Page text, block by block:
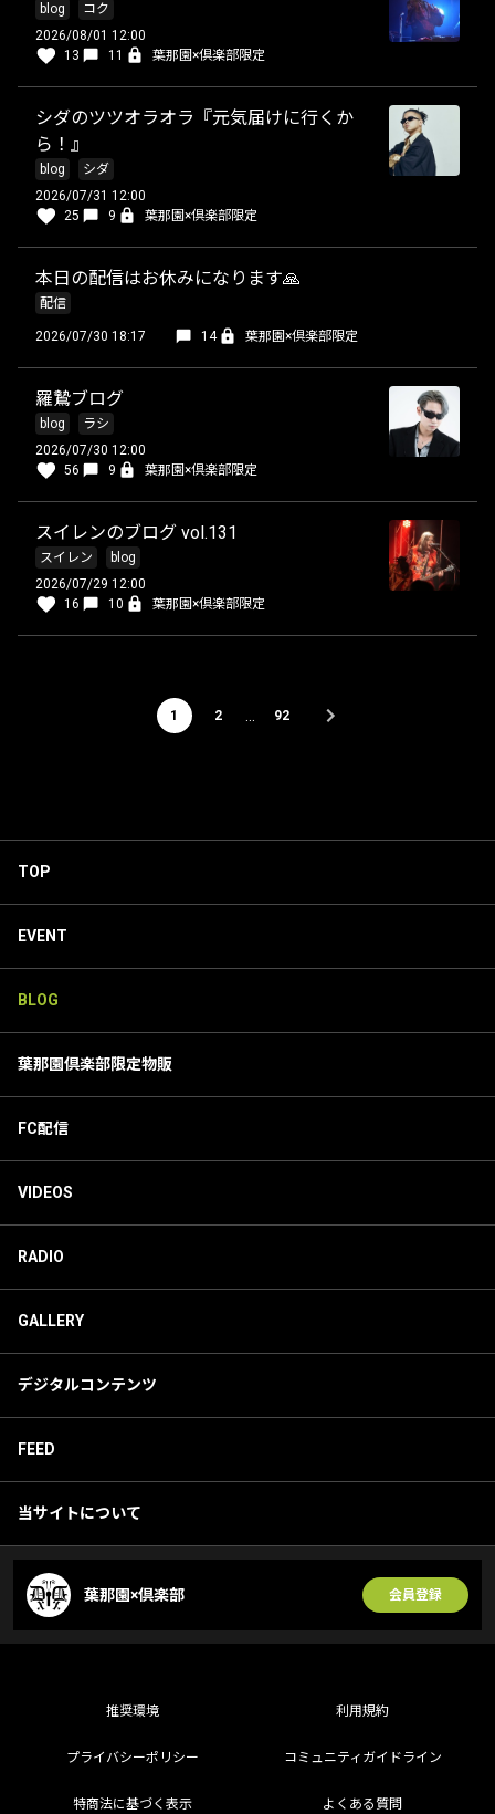
blog
コク
2026/08/01 12:00
13
11 葉那園×倶楽部限定
シダのツツオラオラ『元気届けに行くか
ら！』
blog
シダ
2026/07/31 12:00
25
9 葉那園×倶楽部限定
本日の配信はお休みになります🙏
配信
2026/07/30 18:17 14 葉那園×倶楽部限定
羅鷙ブログ
blog
ラシ
2026/07/30 12:00
56
9 葉那園×倶楽部限定
スイレンのブログ vol.131
スイレン
blog
2026/07/29 12:00
16
10 葉那園×倶楽部限定
1 2 92
TOP
EVENT
BLOG
葉那園倶楽部限定物販
FC配信
VIDEOS
RADIO
GALLERY
デジタルコンテンツ
FEED
当サイトについて
葉那園×倶楽部 会員登録
推奨環境 利用規約
プライバシーポリシー コミュニティガイドライン
特商法に基づく表示 よくある質問